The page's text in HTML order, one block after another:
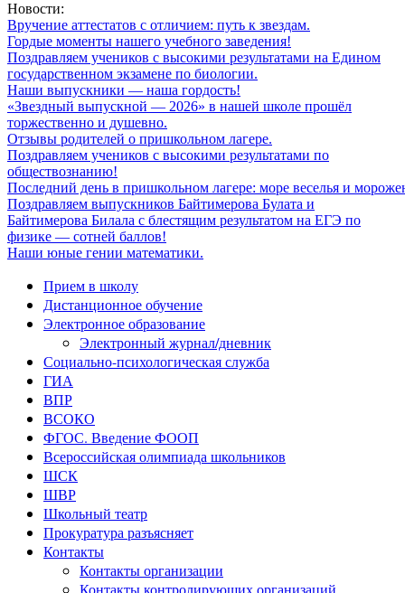
Новости:
Вручение аттестатов с отличием: путь к звездам.
Гордые моменты нашего учебного заведения!
Поздравляем учеников с высокими результатами на Едином
государственном экзамене по биологии.
Наши выпускники — наша гордость!
«Звездный выпускной — 2026» в нашей школе прошёл
торжественно и душевно.
Отзывы родителей о пришкольном лагере.
Поздравляем учеников с высокими результатами по
обществознанию!
Последний день в пришкольном лагере: море веселья и
Поздравляем выпускников Байтимерова Булата и
Байтимерова Билала с блестящим результатом на ЕГЭ по
физике — сотней баллов!
Наши юные гении математики.
Прием в школу
Дистанционное обучение
Электронное образование
Электронный журнал/дневник
Социально-психологическая служба
ГИА
ВПР
ВСОКО
ФГОС. Введение ФООП
Всероссийская олимпиада школьников
ШСК
ШВР
Школьный театр
Прокуратура разъясняет
Контакты
Контакты организации
Контакты контролирующих организаций